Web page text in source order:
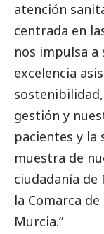
atención
centrada en
nos impulsa a
excelencia
gestión y
pacientes y la
muestra de
ciudadanía de
la Comarca
Murcia.”